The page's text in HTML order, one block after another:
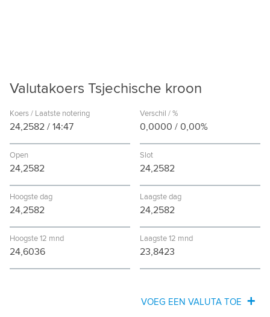
Valutakoers Tsjechische kroon
Koers / Laatste notering
24,2582 / 14:47
Verschil / %
0,0000 /0,00%
Open
24,2582
Slot
24,2582
Hoogste dag
24,2582
Laagste dag
24,2582
Hoogste 12 mnd
24,6036
Laagste 12 mnd
23,8423
VOEG EEN VALUTA TOE